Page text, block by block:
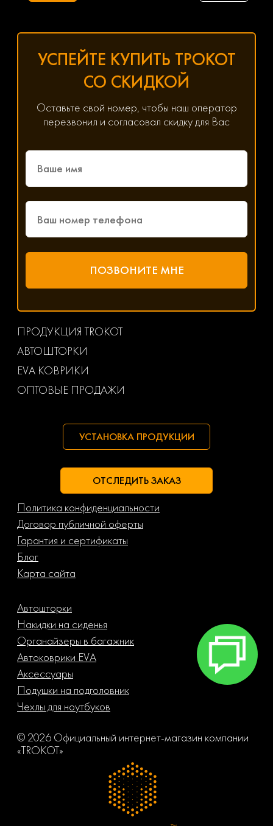
УСПЕЙТЕ КУПИТЬ ТРОКОТ
СО СКИДКОЙ
Оставьте свой номер, чтобы наш оператор
перезвонил и согласовал скидку для Вас
ПРОДУКЦИЯ TROKOT
АВТОШТОРКИ
EVA КОВРИКИ
ОПТОВЫЕ ПРОДАЖИ
УСТАНОВКА ПРОДУКЦИИ
ОТСЛЕДИТЬ ЗАКАЗ
Политика конфиденциальности
Договор публичной оферты
Гарантия и сертификаты
Блог
Карта сайта
Автошторки
Накидки на сиденья
Органайзеры в багажник
Автоковрики EVA
Аксессуары
Подушки на подголовник
Чехлы для ноутбуков
© 2026 Официальный интернет-магазин компании
«TROKOT»